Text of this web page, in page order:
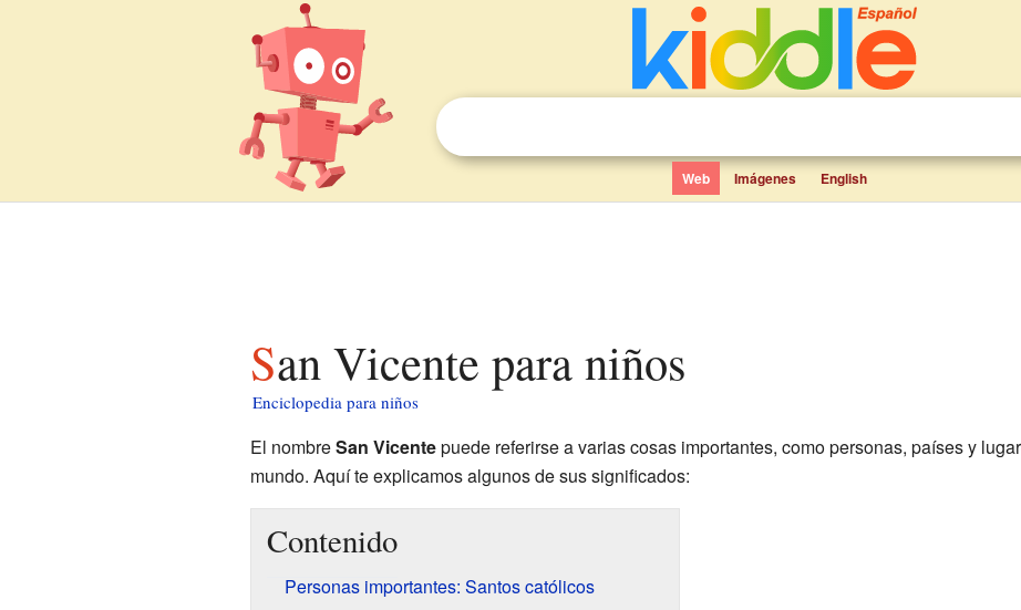
Web Imágenes English
San Vicente para niños
Enciclopedia para niños
El nombreSan Vicentepuede referirse a varias cosas importantes, como personas, países y
mundo. Aquí te explicamos algunos de sus significados:
Contenido
Personas importantes: Santos católicos